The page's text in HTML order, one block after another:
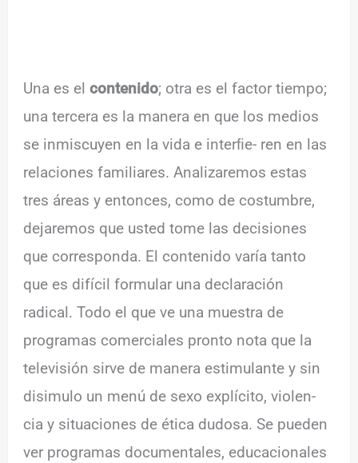
Una es el contenido; otra es el factor tiempo;
una tercera es la manera en que los medios
se inmiscuyen en la vida e interﬁe- ren en las
relaciones familiares. Analizaremos estas
tres áreas y entonces, como de costumbre,
dejaremos que usted tome las decisiones
que corresponda. El contenido varía tanto
que es difícil formular una declaración
radical. Todo el que ve una muestra de
programas comerciales pronto nota que la
televisión sirve de manera estimulante y sin
disimulo un menú de sexo explícito, violen-
cia y situaciones de ética dudosa. Se pueden
ver programas documentales, educacionales